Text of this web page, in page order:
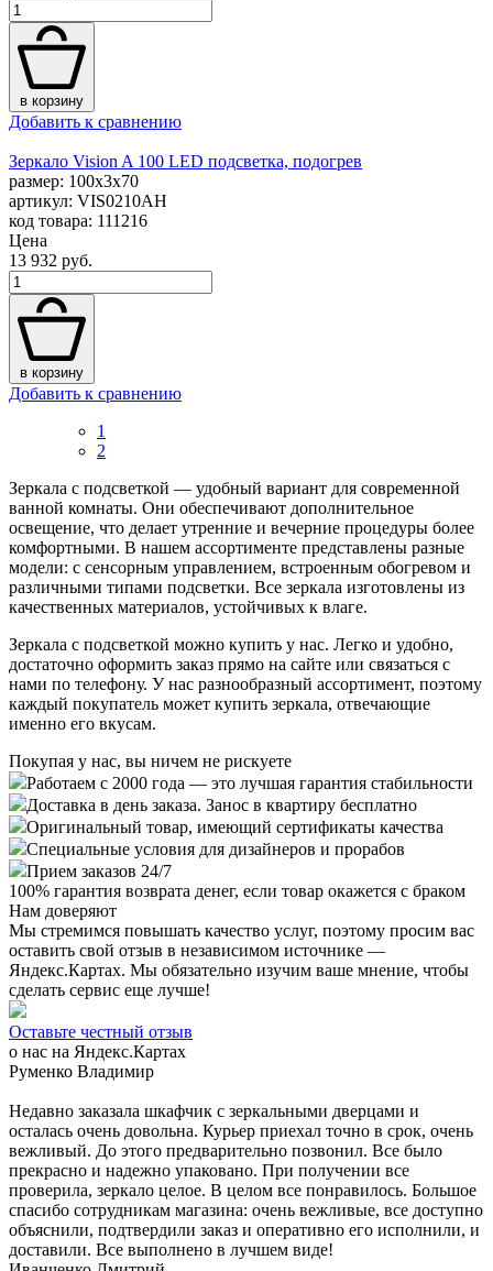
в корзину
Добавить к сравнению
Зеркало Vision A 100 LED подсветка, подогрев
размер: 100x3x70
артикул: VIS0210AH
код товара: 111216
Цена
13 932 руб.
в корзину
Добавить к сравнению
1
2
Зеркала с подсветкой — удобный вариант для современной
ванной комнаты. Они обеспечивают дополнительное
освещение, что делает утренние и вечерние процедуры более
комфортными. В нашем ассортименте представлены разные
модели: с сенсорным управлением, встроенным обогревом и
различными типами подсветки. Все зеркала изготовлены из
качественных материалов, устойчивых к влаге.
Зеркала с подсветкой можно купить у нас. Легко и удобно,
достаточно оформить заказ прямо на сайте или связаться с
нами по телефону. У нас разнообразный ассортимент, поэтому
каждый покупатель может купить зеркала, отвечающие
именно его вкусам.
Покупая у нас, вы ничем не рискуете
Работаем с 2000 года — это лучшая гарантия стабильности
Доставка в день заказа. Занос в квартиру бесплатно
Оригинальный товар, имеющий сертификаты качества
Специальные условия для дизайнеров и прорабов
Прием заказов 24/7
100% гарантия возврата денег, если товар окажется с браком
Нам доверяют
Мы стремимся повышать качество услуг, поэтому просим вас
оставить свой отзыв в независимом источнике —
Яндекс.Картах. Мы обязательно изучим ваше мнение, чтобы
сделать сервис еще лучше!
Оставьте честный отзыв
о нас на Яндекс.Картах
Руменко Владимир
Недавно заказала шкафчик с зеркальными дверцами и
осталась очень довольна. Курьер приехал точно в срок, очень
вежливый. До этого предварительно позвонил. Все было
прекрасно и надежно упаковано. При получении все
проверила, зеркало целое. В целом все понравилось. Большое
спасибо сотрудникам магазина: очень вежливые, все доступно
объяснили, подтвердили заказ и оперативно его исполнили, и
доставили. Все выполнено в лучшем виде!